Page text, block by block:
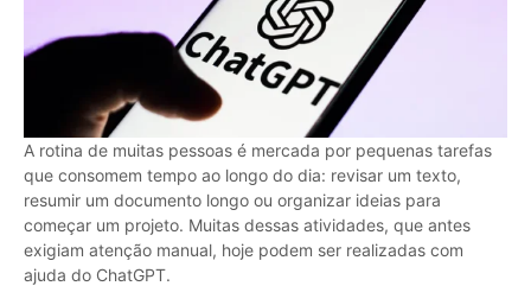
A rotina de muitas pessoas é mercada por pequenas tarefas
que consomem tempo ao longo do dia: revisar um texto,
resumir um documento longo ou organizar ideias para
começar um projeto. Muitas dessas atividades, que antes
exigiam atenção manual, hoje podem ser realizadas com
ajuda do ChatGPT.